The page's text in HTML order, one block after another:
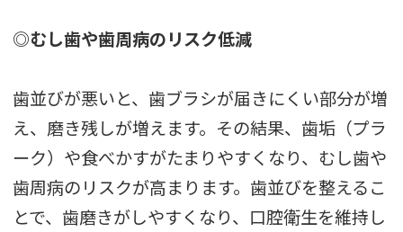
◎むし歯や歯周病のリスク低減
歯並びが悪いと、歯ブラシが届きにくい部分が増
え、磨き残しが増えます。その結果、歯垢（プラ
ーク）や食べかすがたまりやすくなり、むし歯や
歯周病のリスクが高まります。歯並びを整えるこ
とで、歯磨きがしやすくなり、口腔衛生を維持し